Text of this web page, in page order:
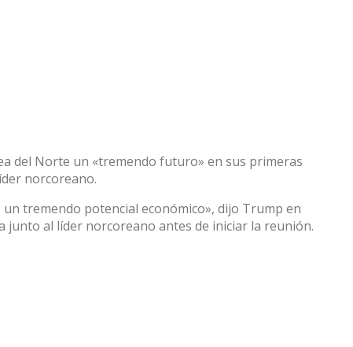
del Norte un «tremendo futuro» en sus primeras
norcoreano.
un tremendo potencial económico», dijo Trump en
junto al líder norcoreano antes de iniciar la reunión.